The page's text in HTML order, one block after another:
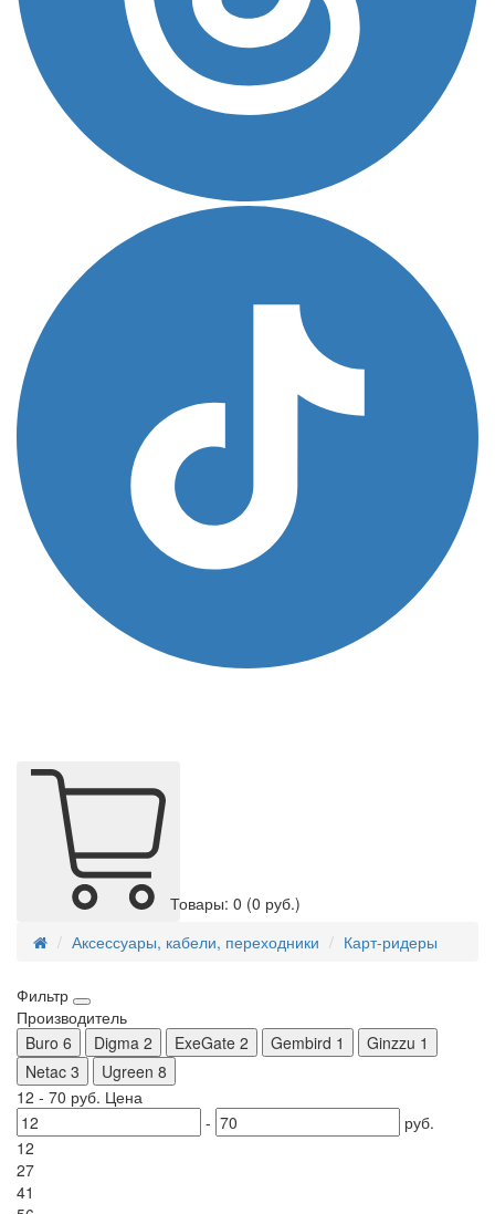
Товары: 0 (0 руб.)
Аксессуары, кабели, переходники
Карт-ридеры
Фильтр
Производитель
Buro 6 Digma 2 ExeGate 2 Gembird 1 Ginzzu 1
Netac 3 Ugreen 8
12 - 70 руб. Цена
-
руб.
12
27
41